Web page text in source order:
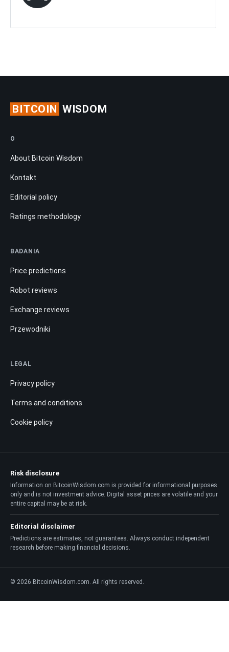
BITCOIN WISDOM
O
About Bitcoin Wisdom
Kontakt
Editorial policy
Ratings methodology
BADANIA
Price predictions
Robot reviews
Exchange reviews
Przewodniki
LEGAL
Privacy policy
Terms and conditions
Cookie policy
Risk disclosure
Information on BitcoinWisdom.com is provided for informational purposes
only and is not investment advice. Digital asset prices are volatile and your
entire capital may be at risk.
Editorial disclaimer
Predictions are estimates, not guarantees. Always conduct independent
research before making financial decisions.
© 2026 BitcoinWisdom.com. All rights reserved.